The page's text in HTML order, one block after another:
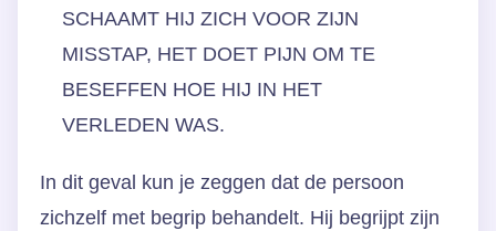
SCHAAMT HIJ ZICH VOOR ZIJN
MISSTAP, HET DOET PIJN OM TE
BESEFFEN HOE HIJ IN HET
VERLEDEN WAS.
In dit geval kun je zeggen dat de persoon
zichzelf met begrip behandelt. Hij begrijpt zijn